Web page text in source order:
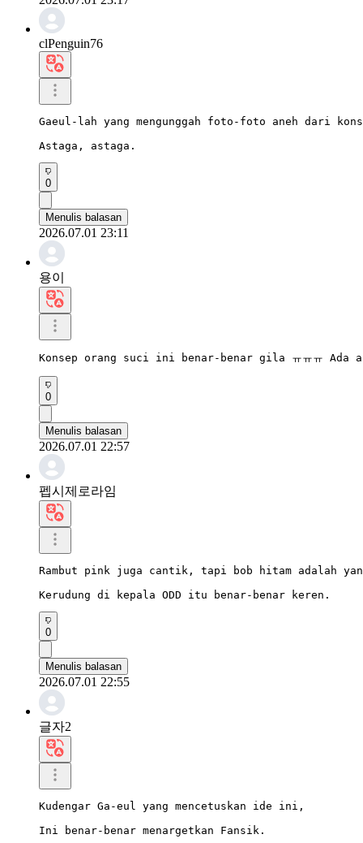
clPenguin76
Gaeul-lah yang mengunggah foto-foto aneh dari
Astaga, astaga.
0
Menulis balasan
2026.07.01 23:11
용이
Konsep orang suci ini benar-benar gila ㅠㅠㅠ Ada
0
Menulis balasan
2026.07.01 22:57
펩시제로라임
Rambut pink juga cantik, tapi bob hitam adalah
Kerudung di kepala ODD itu benar-benar keren.
0
Menulis balasan
2026.07.01 22:55
글자2
Kudengar Ga-eul yang mencetuskan ide ini,
Ini benar-benar menargetkan Fansik.